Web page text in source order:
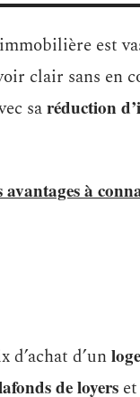
immobilière est
clair sans en
saréduction
à
d’achat d’un
de loyers